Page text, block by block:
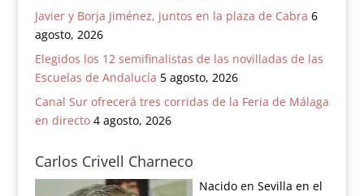
Javier y Borja Jiménez, juntos en la plaza de Cabra 6
agosto, 2026
Elegidos los 12 semifinalistas de las novilladas de las
Escuelas de Andalucía 5 agosto, 2026
Canal Sur ofrecerá tres corridas de la Feria de Málaga
en directo 4 agosto, 2026
Carlos Crivell Charneco
Nacido en Sevilla en el